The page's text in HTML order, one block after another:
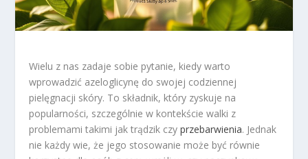
Wielu z nas zadaje sobie pytanie, kiedy warto
wprowadzić azeloglicynę do swojej codziennej
pielęgnacji skóry. To składnik, który zyskuje na
popularności, szczególnie w kontekście walki z
problemami takimi jak trądzik czyprzebarwienia. Jednak
nie każdy wie, że jego stosowanie może być równie